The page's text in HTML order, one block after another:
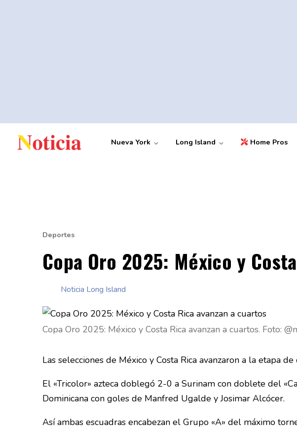
Nueva York Long Island Home Pros
Deportes
Copa Oro 2025: México y
Noticia Long Island
Copa Oro 2025: México y Costa Rica avanzan a cuartos. Foto:
Las selecciones de México y Costa Rica avanzaron a la etapa
El «Tricolor» azteca doblegó 2-0 a Surinam con doblete del
Dominicana con goles de Manfred Ugalde y Josimar Alcócer.
Así ambas escuadras encabezan el Grupo «A» del máximo